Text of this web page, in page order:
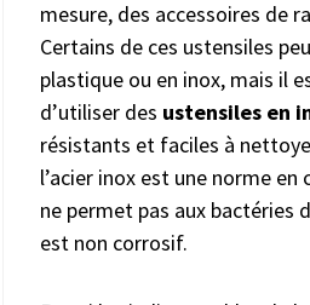
mesure, des accessoires de
Certains de ces ustensiles
plastique ou en inox, mais il
d’utiliser des ustensiles en
résistants et faciles à
l’acier inox est une norme en
ne permet pas aux bactéries
est non corrosif.